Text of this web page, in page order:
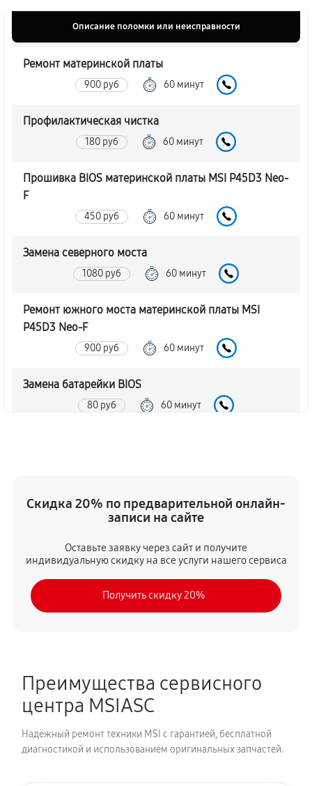
Описание поломки или неисправности
Ремонт материнской платы
900 руб 60 минут
Профилактическая чистка
180 руб 60 минут
Прошивка BIOS материнской платы MSI P45D3 Neo-
F
450 руб 60 минут
Замена северного моста
1080 руб 60 минут
Ремонт южного моста материнской платы MSI
P45D3 Neo-F
900 руб 60 минут
Замена батарейки BIOS
80 руб 60 минут
Скидка 20% по предварительной онлайн-
записи на сайте
Оставьте заявку через сайт и получите
индивидуальную скидку на все услуги нашего сервиса
Получить скидку 20%
Преимущества сервисного
центра MSIASC
Надёжный ремонт техники MSI с гарантией, бесплатной
диагностикой и использованием оригинальных запчастей.